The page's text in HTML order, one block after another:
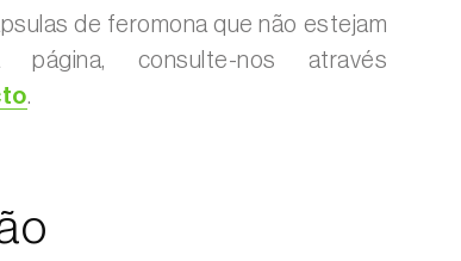
de feromona que não estejam
página, consulte-nos através
.